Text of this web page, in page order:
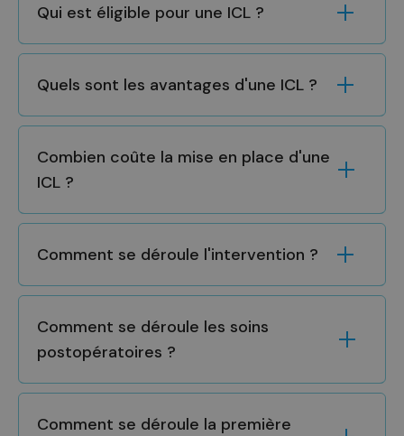
Qui est éligible pour une ICL ?
Quels sont les avantages d'une ICL ?
Combien coûte la mise en place d'une
ICL ?
Comment se déroule l'intervention ?
Comment se déroule les soins
postopératoires ?
Comment se déroule la première